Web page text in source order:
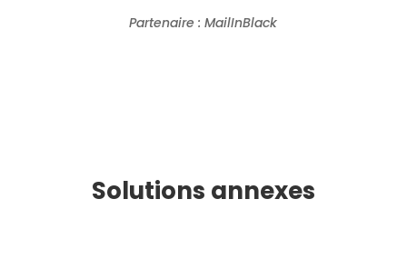
Partenaire : MailInBlack
Solutions annexes